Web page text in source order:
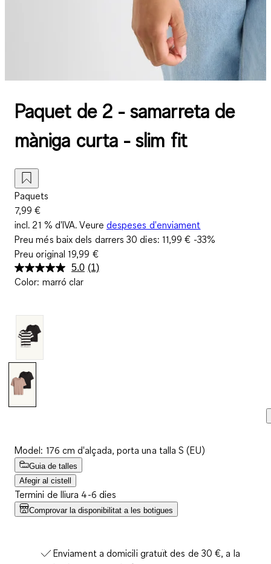
Paquet de 2 - samarreta de
màniga curta - slim fit
Paquets
7,99 €
incl. 21 % d'IVA. Veure despeses d'enviament
Preu més baix dels darrers 30 dies: 11,99 € -33%
Preu original19,99 €
5.0 Llegeix
(1)
Color: marró clar
Model: 176 cm d'alçada, porta una talla S (EU)
Guia de talles
Afegir al cistell
Termini de lliura 4-6 dies
Comprovar la disponibilitat a les botigues
Enviament a domicili gratuït des de 30 €, a la